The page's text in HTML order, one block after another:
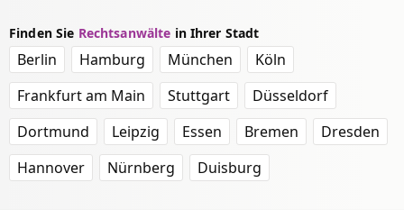
Finden Sie Rechtsanwälte in Ihrer Stadt
Berlin Hamburg München
Köln
Frankfurt am Main
Stuttgart
Düsseldorf
Dortmund
Leipzig Essen Bremen
Dresden
Hannover
Nürnberg Duisburg